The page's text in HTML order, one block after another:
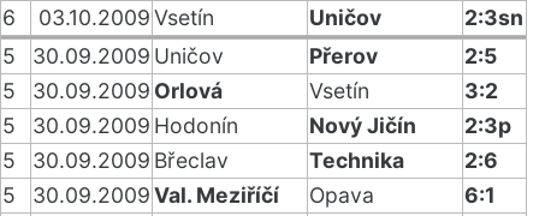
6
03.10.2009Vsetín Uničov
2:3sn
5
30.09.2009 Uničov Přerov
2:5
5
30.09.2009 Orlová Vsetín
3:2
5
30.09.2009 Hodonín Nový Jičín
2:3p
5
30.09.2009 Břeclav Technika
2:6
5
30.09.2009Val. Meziříčí Opava
6:1